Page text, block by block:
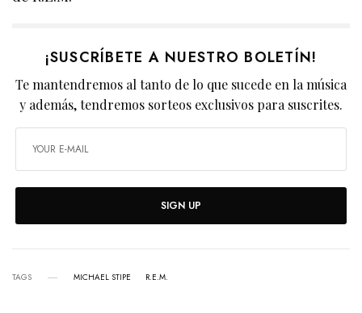
¡SUSCRÍBETE A NUESTRO BOLETÍN!
Te mantendremos al tanto de lo que sucede en la música
y además, tendremos sorteos exclusivos para suscrites.
SIGN UP
TAGS MICHAEL STIPE R.E.M.